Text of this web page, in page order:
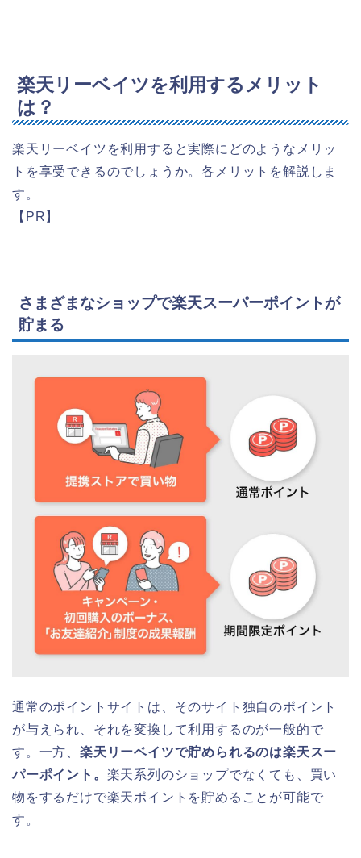
楽天リーベイツを利用するメリット
は？
楽天リーベイツを利用すると実際にどのようなメリッ
トを享受できるのでしょうか。各メリットを解説しま
す。
【PR】
さまざまなショップで楽天スーパーポイントが
貯まる
通常のポイントサイトは、そのサイト独自のポイント
が与えられ、それを変換して利用するのが一般的で
す。一方、 楽天リーベイツで貯められるのは楽天スー
パーポイント。 楽天系列のショップでなくても、買い
物をするだけで楽天ポイントを貯めることが可能で
す。